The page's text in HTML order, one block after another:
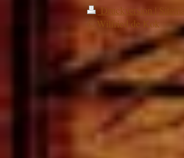
Druckversion | Sitemap
© Wilfried de Kok